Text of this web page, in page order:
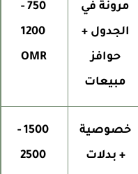
مرونة في
الجدول +
حوافز
مبيعات
750 -
1200
OMR
خصوصية
+ بدلات
1500 -
2500